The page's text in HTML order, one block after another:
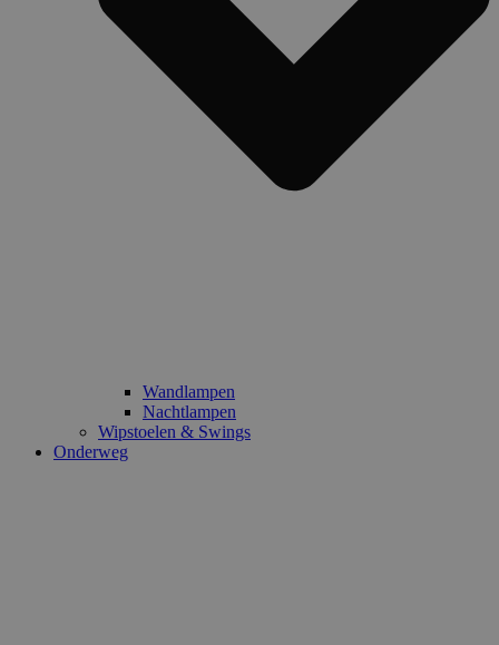
Wandlampen
Nachtlampen
Wipstoelen & Swings
Onderweg